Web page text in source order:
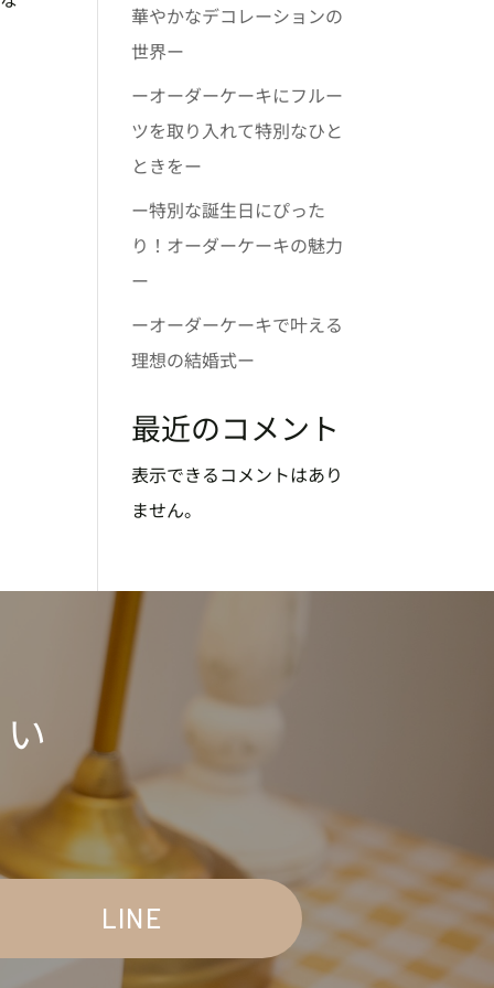
華やかなデコレーションの
世界ー
ーオーダーケーキにフルー
ツを取り入れて特別なひと
ときをー
ー特別な誕生日にぴった
り！オーダーケーキの魅力
ー
ーオーダーケーキで叶える
理想の結婚式ー
最近のコメント
表示できるコメントはあり
ません。
LINE